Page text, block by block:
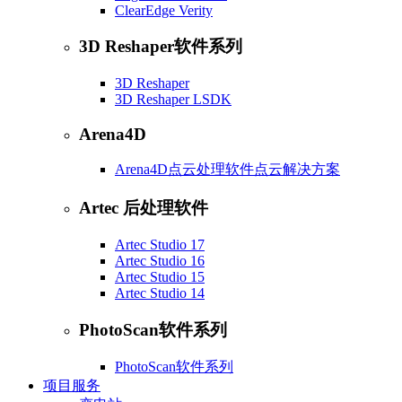
ClearEdge Verity
3D Reshaper软件系列
3D Reshaper
3D Reshaper LSDK
Arena4D
Arena4D点云处理软件点云解决方案
Artec 后处理软件
Artec Studio 17
Artec Studio 16
Artec Studio 15
Artec Studio 14
PhotoScan软件系列
PhotoScan软件系列
项目服务